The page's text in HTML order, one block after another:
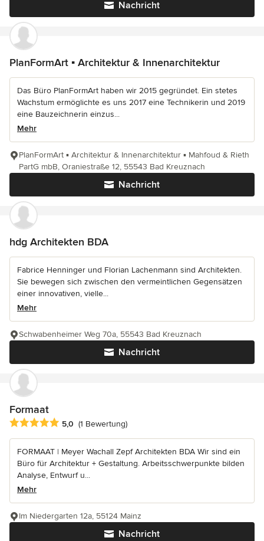
Nachricht
PlanFormArt ▪ Architektur & Innenarchitektur
Das Büro PlanFormArt haben wir 2015 gegründet. Ein stetes
Wachstum ermöglichte es uns 2017 eine Technikerin und 2019
eine Bauzeichnerin einzus...
Mehr
Nachricht
PlanFormArt ▪ Architektur & Innenarchitektur ▪ Mahfoud & Rieth
PartG mbB, Oraniestraße 12, 55543 Bad Kreuznach
hdg Architekten BDA
Fabrice Henninger und Florian Lachenmann sind Architekten.
Sie bewegen sich zwischen den vermeintlichen Gegensätzen
einer innovativen, vielle...
Mehr
Nachricht
Schwabenheimer Weg 70a, 55543 Bad Kreuznach
Formaat
Durchschnittliche Bewertung: 5 von 5 Sternen
5,0 (1 Bewertung)
FORMAAT | Meyer Wachall Zepf Architekten BDA Wir sind ein
Büro für Architektur + Gestaltung. Arbeitsschwerpunkte bilden
Analyse, Entwurf u...
Mehr
Nachricht
Im Niedergarten 12a, 55124 Mainz